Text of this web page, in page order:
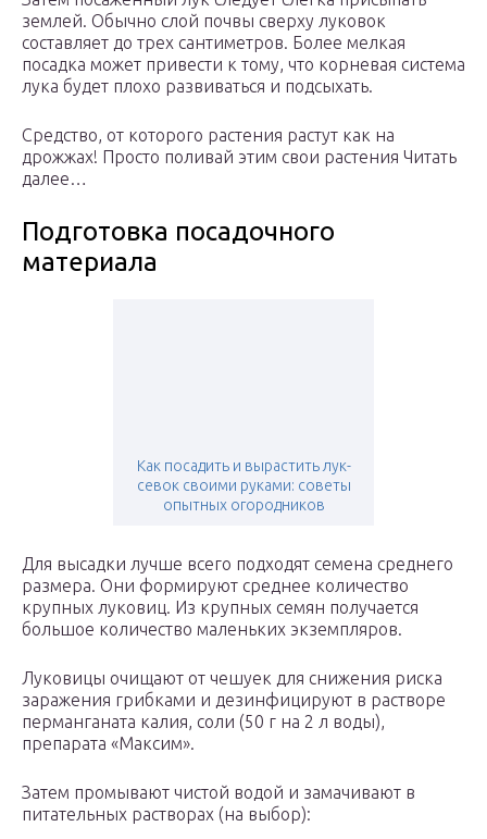
землей. Обычно слой почвы сверху луковок
составляет до трех сантиметров. Более мелкая
посадка может привести к тому, что корневая система
лука будет плохо развиваться и подсыхать.
Средство, от которого растения растут как на
дрожжах! Просто поливай этим свои растения Читать
далее…
Подготовка посадочного
материала
Как посадить и вырастить лук-
севок своими руками: советы
опытных огородников
Для высадки лучше всего подходят семена среднего
размера. Они формируют среднее количество
крупных луковиц. Из крупных семян получается
большое количество маленьких экземпляров.
Луковицы очищают от чешуек для снижения риска
заражения грибками и дезинфицируют в растворе
перманганата калия, соли (50 г на 2 л воды),
препарата «Максим».
Затем промывают чистой водой и замачивают в
питательных растворах (на выбор):